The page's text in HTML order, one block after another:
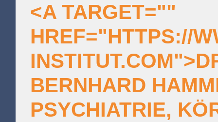
<A TARGET=""
HREF="HTTPS://
BERNHARD
PSYCHIATRIE,